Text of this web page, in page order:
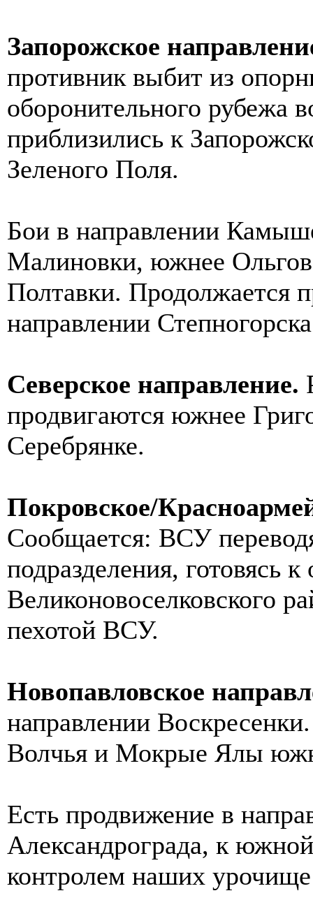
Запорожское
противник выбит из
оборонительного рубежа
приблизились к
Зеленого Поля.
Бои в направлении
Малиновки, южнее
Полтавки. Продолжается
направлении
Северское направление.
продвигаются южнее
Серебрянке.
Покровское/
Сообщается: ВСУ
подразделения, готовясь
Великоновоселковского
пехотой ВСУ.
Новопавловское
направлении
Волчья и Мокрые Ялы
Есть продвижение в
Александрограда, к
контролем наших